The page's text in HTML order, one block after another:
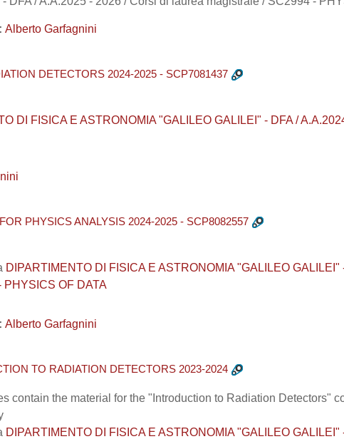
Alberto Garfagnini
DETECTORS 2024-2025 - SCP7081437
DI FISICA E ASTRONOMIA "GALILEO GALILEI" - DFA /
PHYSICS ANALYSIS 2024-2025 - SCP8082557
DIPARTIMENTO DI FISICA E ASTRONOMIA "GALILEO
PHYSICS OF DATA
Alberto Garfagnini
TO RADIATION DETECTORS 2023-2024
contain the material for the "Introduction to Radiation Detectors"
DIPARTIMENTO DI FISICA E ASTRONOMIA "GALILEO